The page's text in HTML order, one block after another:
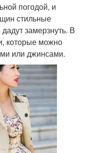
погодой, и
стильные
замерзнуть. В
которые можно
или джинсами.